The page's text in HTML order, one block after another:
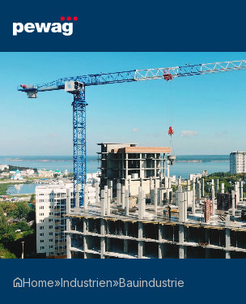
Home»Industrien»Bauindustrie